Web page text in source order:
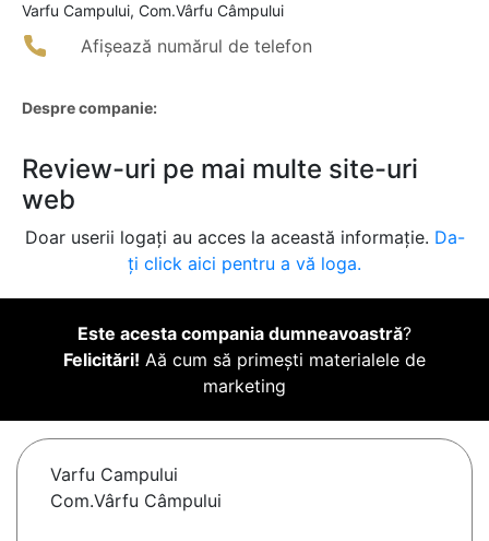
Varfu Campului, Com.Vârfu Câmpului
Afișează numărul de telefon
Despre companie:
Review-uri pe mai multe site-uri
web
Doar userii logați au acces la această informație. Da-
ți click aici pentru a vă loga.
Este acesta compania dumneavoastră?
Felicitări! Aă cum să primești materialele de
marketing
Varfu Campului
Com.Vârfu Câmpului